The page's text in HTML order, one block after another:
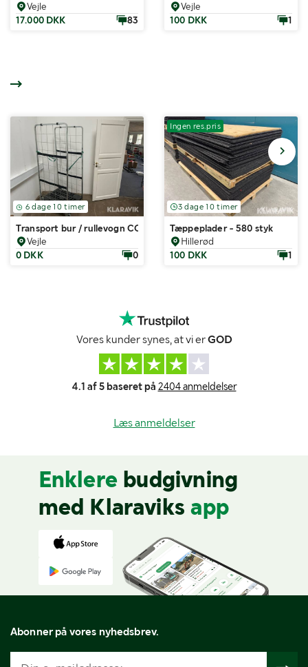
Vejle
17.000 DKK
83
Vejle
100 DKK
1
6 dage 10 timer
Transport bur / rullevogn CC container 25 styk
Vejle
0 DKK
0
Ingen res.pris
3 dage 10 timer
Tæppeplader - 580 styk
Hillerød
100 DKK
1
Vores kunder synes, at vi erGOD
4.1 af 5 baseret på 2404 anmeldelser
Læs anmeldelser
Enklere budgivning
med Klaraviks app
Abonner på vores nyhedsbrev.